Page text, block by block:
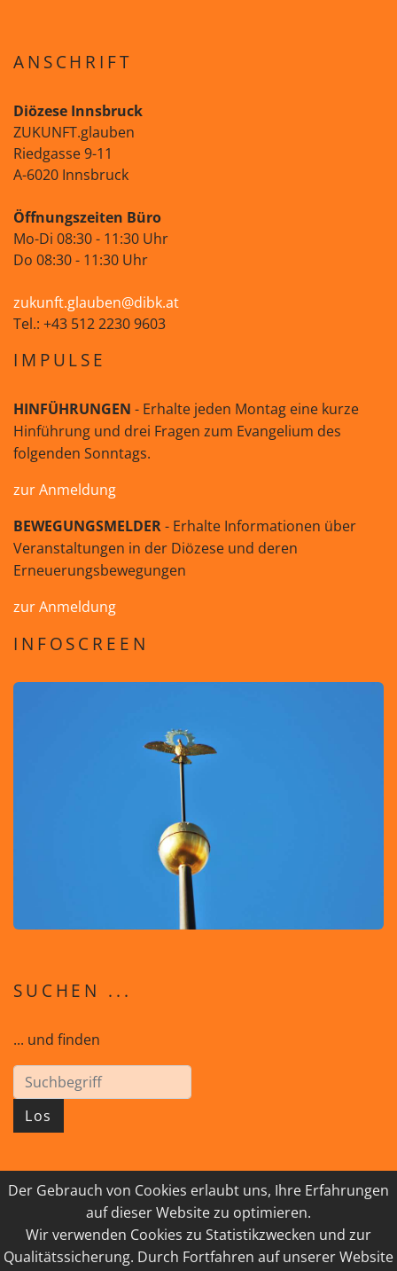
Der Gebrauch von Cookies erlaubt uns, Ihre Erfahrungen
auf dieser Website zu optimieren.
Wir verwenden Cookies zu Statistikzwecken und zur
Qualitätssicherung. Durch Fortfahren auf unserer Website
ANSCHRIFT
Diözese Innsbruck
ZUKUNFT.glauben
Riedgasse 9-11
A-6020 Innsbruck
Öffnungszeiten Büro
Mo-Di 08:30 - 11:30 Uhr
Do 08:30 - 11:30 Uhr
zukunft.glauben@dibk.at
Tel.: +43 512 2230 9603
IMPULSE
HINFÜHRUNGEN - Erhalte jeden Montag eine kurze
Hinführung und drei Fragen zum Evangelium des
folgenden Sonntags.
zur Anmeldung
BEWEGUNGSMELDER- Erhalte Informationen über
Veranstaltungen in der Diözese und deren
Erneuerungsbewegungen
zur Anmeldung
INFOSCREEN
SUCHEN ...
... und finden
Los
© 2026 GEISTreich - Diözese Innsbruck
IMPRESSUM
LINKSAMMLUNG